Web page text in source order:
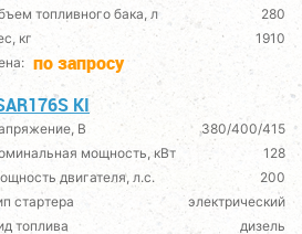
топливного бака, л
280
кг
1910
по запросу
KI
В
380/400/415
мощность, кВт
128
двигателя, л.с.
200
стартера
электрический
топлива
дизель